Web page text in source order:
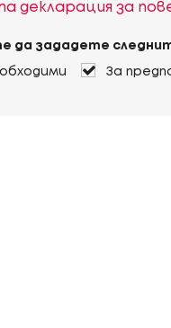
декларация за
да зададете
За